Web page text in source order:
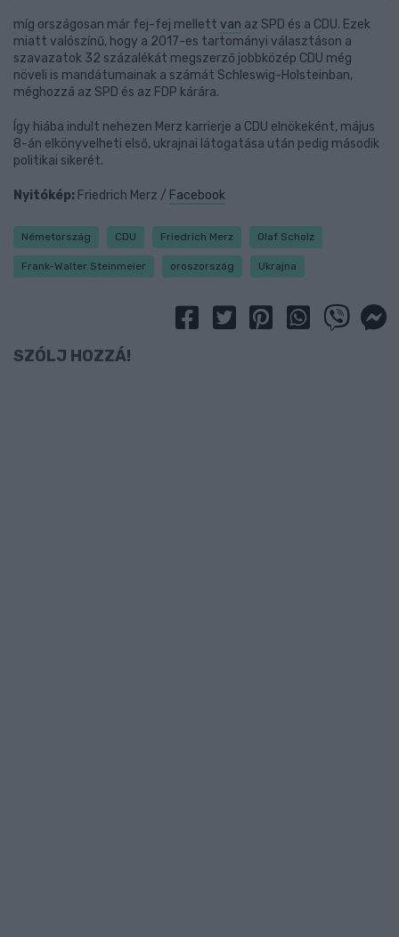
míg országosan már fej-fej mellett van az SPD és a CDU. Ezek
miatt valószínű, hogy a 2017-es tartományi választáson a
szavazatok 32 százalékát megszerző jobbközép CDU még
növeli is mandátumainak a számát Schleswig-Holsteinban,
méghozzá az SPD és az FDP kárára.
Így hiába indult nehezen Merz karrierje a CDU elnökeként, május
8-án elkönyvelheti első, ukrajnai látogatása után pedig második
politikai sikerét.
Nyitókép: Friedrich Merz / Facebook
Németország CDU Friedrich Merz Olaf Scholz
Frank-Walter Steinmeier oroszország Ukrajna
SZÓLJ HOZZÁ!